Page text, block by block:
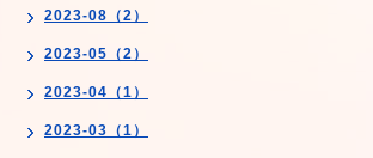
2023-08（2）
2023-05（2）
2023-04（1）
2023-03（1）